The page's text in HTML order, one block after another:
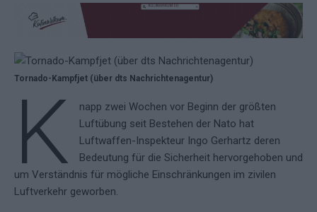
Tornado-Kampfjet (über dts Nachrichtenagentur)
K
napp zwei Wochen vor Beginn der größten
Luftübung seit Bestehen der Nato hat
Luftwaffen-Inspekteur Ingo Gerhartz deren
Bedeutung für die Sicherheit hervorgehoben und
um Verständnis für mögliche Einschränkungen im zivilen
Luftverkehr geworben.